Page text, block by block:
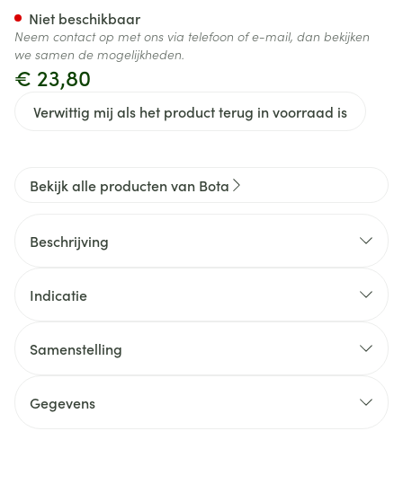
€ 23,80
Verwittig mij als het product terug in voorraad is
Niet beschikbaar
Neem contact op met ons via telefoon of e-mail, dan bekijken
we samen de mogelijkheden.
Bekijk alle producten van Bota
Beschrijving
Indicatie
Samenstelling
Gegevens